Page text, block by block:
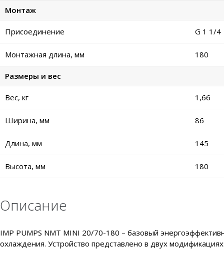
Монтаж
Присоединение G 1 1/4
Монтажная длина, мм 180
Размеры и вес
Вес, кг 1,66
Ширина, мм 86
Длина, мм 145
Высота, мм 180
Описание
IMP PUMPS NMT MINI 20/70-180 – базовый
охлаждения. Устройство представлено в двух